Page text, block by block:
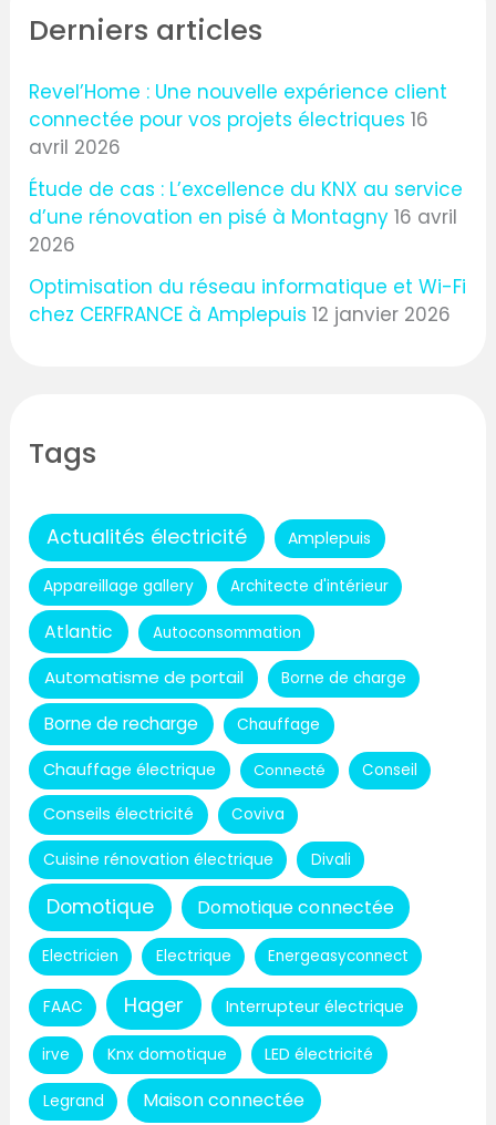
Derniers articles
Revel’Home : Une nouvelle expérience client
connectée pour vos projets électriques 16
avril 2026
Étude de cas : L’excellence du KNX au service
d’une rénovation en pisé à Montagny 16 avril
2026
Optimisation du réseau informatique et Wi-Fi
chez CERFRANCE à Amplepuis 12 janvier 2026
Tags
Actualités électricité Amplepuis
Appareillage gallery Architecte d'intérieur
Atlantic Autoconsommation
Automatisme de portail Borne de charge
Borne de recharge Chauffage
Chauffage électrique Connecté Conseil
Conseils électricité Coviva
Cuisine rénovation électrique Divali
Domotique Domotique connectée
Electricien Electrique Energeasyconnect
FAAC Hager Interrupteur électrique
irve Knx domotique LED électricité
Legrand Maison connectée